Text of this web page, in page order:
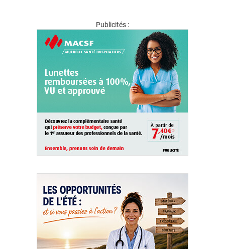
Publicités :